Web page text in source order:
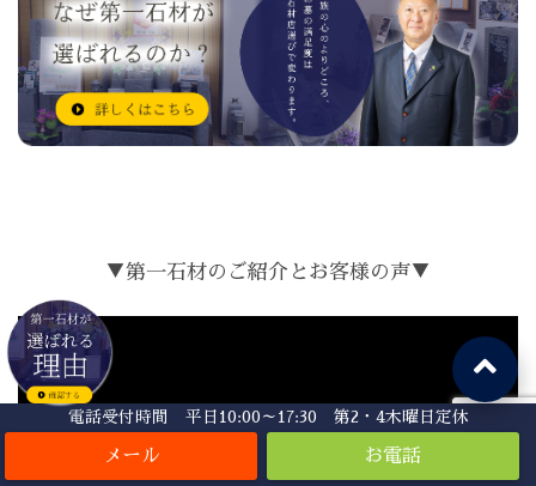
電話受付時間 平日10:00～17:30 第2・4木曜日定休
▼第一石材のご紹介とお客様の声▼